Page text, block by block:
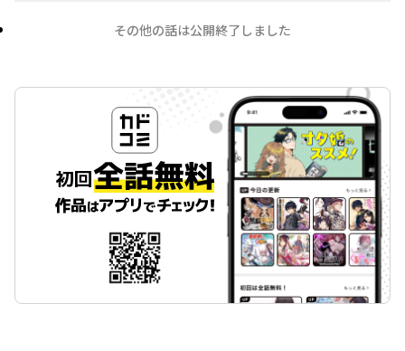
その他の話は公開終了しました